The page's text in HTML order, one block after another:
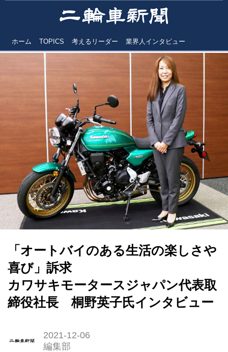
ホーム TOPICS 考えるリーダー 業界人インタビュー
「オートバイのある生活の楽しさや
喜び」訴求
カワサキモータースジャパン代表取
締役社長 桐野英子氏インタビュー
2021-12-06
編集部